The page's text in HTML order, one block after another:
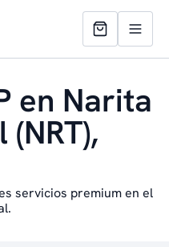
en Narita
servicios premium en el